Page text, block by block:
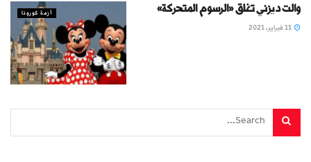
أزمة كورونا والت ديزني تغلق «الرسوم المتحركة»